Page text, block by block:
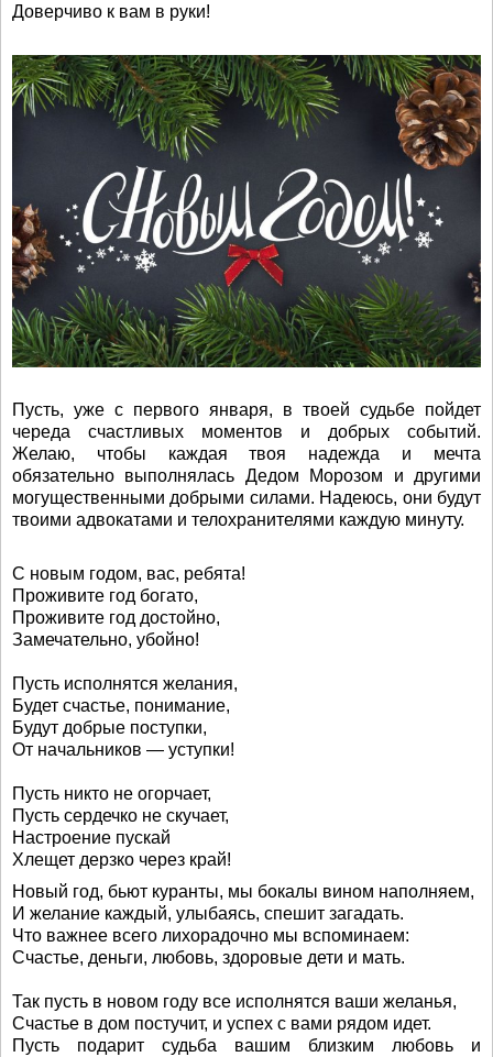
Доверчиво к вам в руки!
Пусть, уже с первого января, в твоей судьбе пойдет
череда счастливых моментов и добрых событий.
Желаю, чтобы каждая твоя надежда и мечта
обязательно выполнялась Дедом Морозом и другими
могущественными добрыми силами. Надеюсь, они будут
твоими адвокатами и телохранителями каждую минуту.
С новым годом, вас, ребята!
Проживите год богато,
Проживите год достойно,
Замечательно, убойно!
Пусть исполнятся желания,
Будет счастье, понимание,
Будут добрые поступки,
От начальников — уступки!
Пусть никто не огорчает,
Пусть сердечко не скучает,
Настроение пускай
Хлещет дерзко через край!
Новый год, бьют куранты, мы бокалы вином наполняем,
И желание каждый, улыбаясь, спешит загадать.
Что важнее всего лихорадочно мы вспоминаем:
Счастье, деньги, любовь, здоровые дети и мать.
Так пусть в новом году все исполнятся ваши желанья,
Счастье в дом постучит, и успех с вами рядом идет.
Пусть подарит судьба вашим близким любовь и